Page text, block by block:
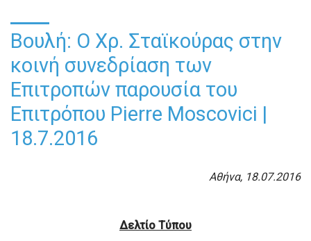
Βουλή: Ο Χρ. Σταϊκούρας στην
κοινή συνεδρίαση των
Επιτροπών παρουσία του
Επιτρόπου Pierre Moscovici |
18.7.2016
Αθήνα, 18.07.2016
Δελτίο Τύπου